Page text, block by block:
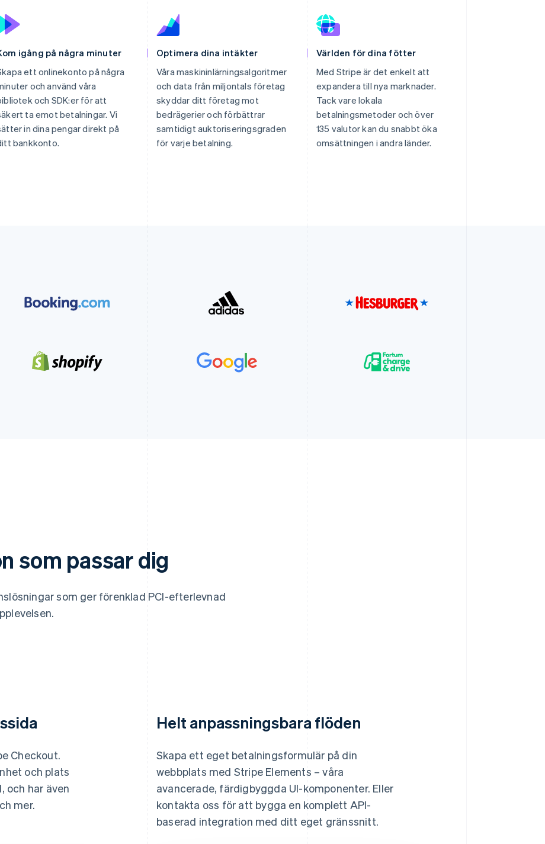
igång på några minuter
ett onlinekonto på några
och använd våra
och SDK:er för att
ta emot betalningar. Vi
in dina pengar direkt på
bankkonto.
Optimera dina intäkter
Våra maskininlärningsalgoritmer
och data från miljontals företag
skyddar ditt företag mot
bedrägerier och förbättrar
samtidigt auktoriseringsgraden
för varje betalning.
Världen för dina fötter
Med Stripe är det enkelt att
expandera till nya marknader.
Tack vare lokala
betalningsmetoder och över
135 valutor kan du snabbt öka
omsättningen i andra länder.
som passar dig
som ger förenklad PCI-efterlevnad
Checkout.
och plats
och har även
mer.
Helt anpassningsbara flöden
Skapa ett eget betalningsformulär på din
webbplats med Stripe Elements – våra
avancerade, färdigbyggda UI-komponenter. Eller
kontakta oss för att bygga en komplett API-
baserad integration med ditt eget gränssnitt.